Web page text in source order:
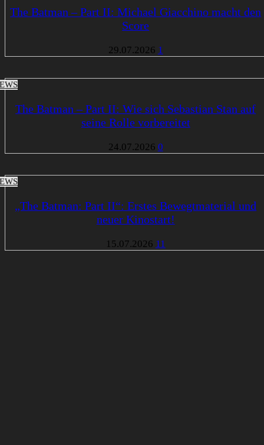
The Batman – Part II: Michael Giacchino macht den
Score
29.07.2026 1
The Batman – Part II: Wie sich Sebastian Stan auf
seine Rolle vorbereitet
24.07.2026 0
„The Batman: Part II“: Erstes Bewegtmaterial und
neuer Kinostart!
15.07.2026 11